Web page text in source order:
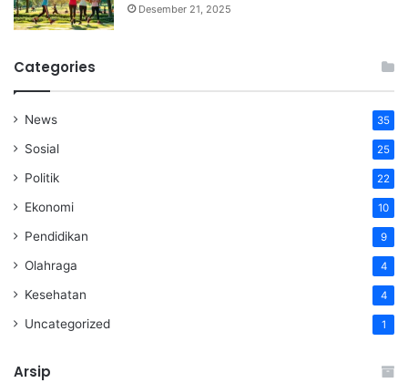
Desember 21, 2025
Categories
News 35
Sosial 25
Politik 22
Ekonomi 10
Pendidikan 9
Olahraga 4
Kesehatan 4
Uncategorized 1
Arsip